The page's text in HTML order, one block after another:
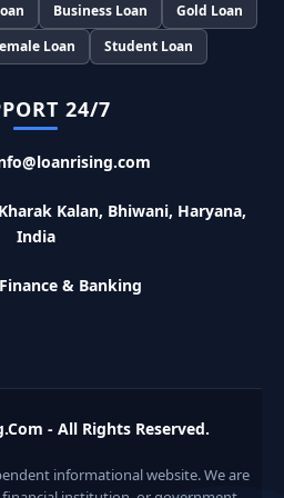
गर्भवती महिलाओं को इस सरकारी स्कीम
प्रकार कर सकते है आवेदन
Online Apply: LIC की इस स्कीम में जमा
को 25% सब्सिडी
Loan Yojana: इस सरकारी स्कीम से
सकते है 5 लाख तक का लोन, सिर्फ 4% देना होता
Business Loan
Gold Loan
Loan Student Loan
24/7
Kalan, Bhiwani, Haryana,
India
& Banking
- All Rights Reserved.
informational website. We are